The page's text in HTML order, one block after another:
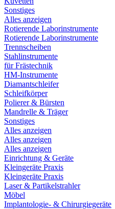
Sonstiges
Alles anzeigen
Rotierende Laborinstrumente
Rotierende Laborinstrumente
Trennscheiben
Stahlinstrumente
für Frästechnik
HM-Instrumente
Diamantschleifer
Schleifkörper
Polierer & Bürsten
Mandrelle & Träger
Sonstiges
Alles anzeigen
Alles anzeigen
Alles anzeigen
Einrichtung & Geräte
Kleingeräte Praxis
Kleingeräte Praxis
Laser & Partikelstrahler
Möbel
Implantologie- & Chirurgiegeräte